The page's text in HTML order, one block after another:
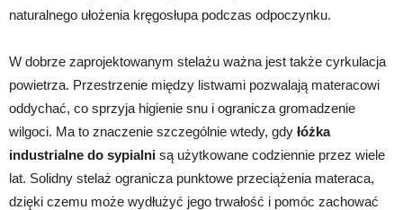
naturalnego ułożenia kręgosłupa podczas odpoczynku.
W dobrze zaprojektowanym stelażu ważna jest także cyrkulacja
powietrza. Przestrzenie między listwami pozwalają materacowi
oddychać, co sprzyja higienie snu i ogranicza gromadzenie
wilgoci. Ma to znaczenie szczególnie wtedy, gdy łóżka
industrialne do sypialni są użytkowane codziennie przez wiele
lat. Solidny stelaż ogranicza punktowe przeciążenia materaca,
dzięki czemu może wydłużyć jego trwałość i pomóc zachować